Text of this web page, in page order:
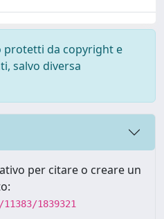
protetti da copyright e
salvo diversa
per citare o creare un
1839321